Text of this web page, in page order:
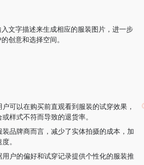
文字描述来生成相应的服装图片，进一步
创意和选择空间。
户可以在购买前直观看到服装的试穿效果，
样式不符而导致的退货率。
装品牌商而言，减少了实体拍摄的成本，加
。
用户的偏好和试穿记录提供个性化的服装推